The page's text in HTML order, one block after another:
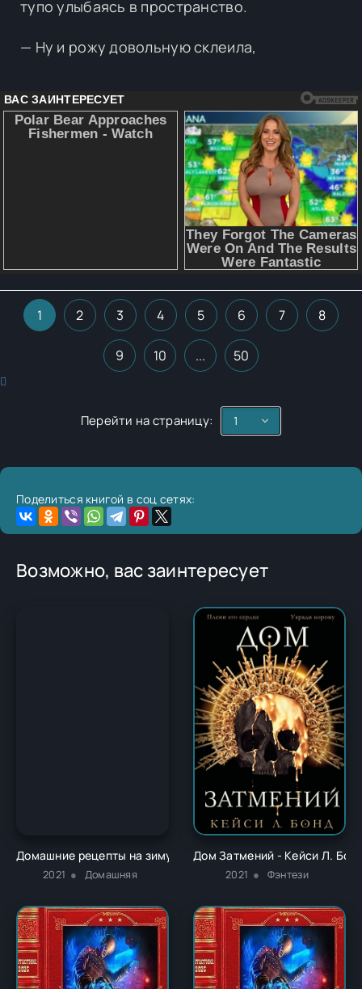
тупо улыбаясь в пространство.
— Ну и рожу довольную склеила,
1 2 3 4 5 6 7 8
9 10 ... 50
Перейти на страницу:
Поделиться книгой в соц сетях:
Возможно, вас заинтересует
Домашние рецепты на зиму. Помидоры на зиму. Простые
2021 Домашняя
Дом Затмений - Кейси Л.
2021 Фэнтези